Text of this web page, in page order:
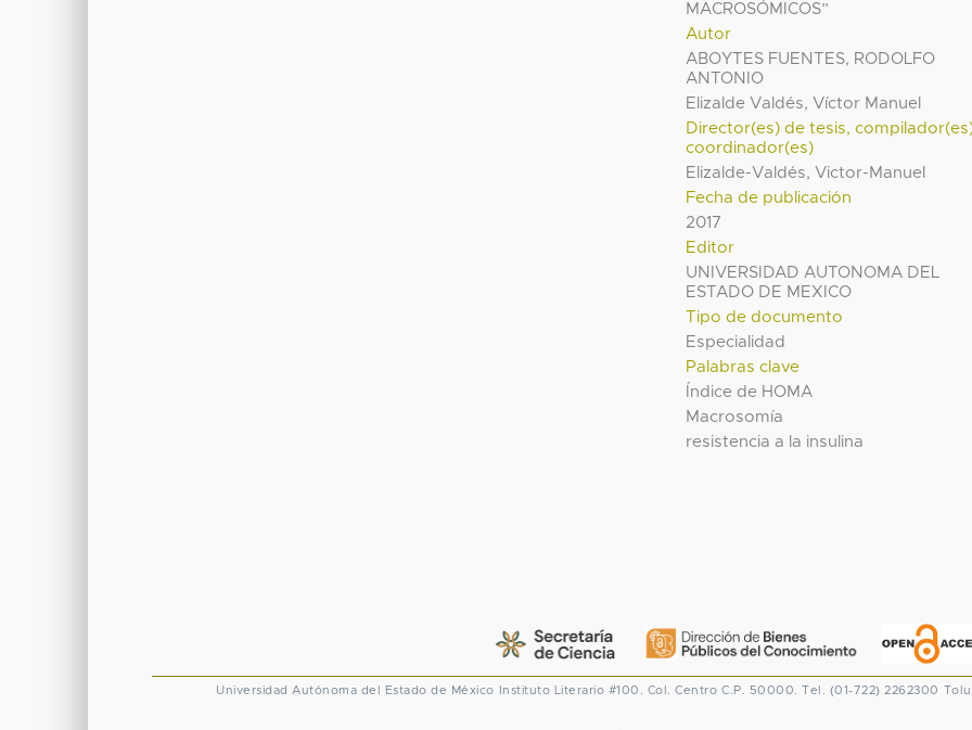
MACROSÓMICOS”
Autor
ABOYTES FUENTES, RODOLFO
ANTONIO
Elizalde Valdés, Víctor Manuel
Director(es) de tesis,
coordinador(es)
Elizalde-Valdés, Victor-Manuel
Fecha de publicación
2017
Editor
UNIVERSIDAD AUTONOMA DEL
ESTADO DE MEXICO
Tipo de documento
Especialidad
Palabras clave
Índice de HOMA
Macrosomía
resistencia a la insulina
Universidad Autónoma del Estado de México Instituto Literario #100. Col. Centro C.P. 50000. Tel. (01-722) 2262300